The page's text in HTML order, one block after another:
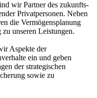
wir Partner des zukunfts­
Privatpersonen. Neben
die Vermögens­planung
unseren Leistungen.
Aspekte der
ein und geben
der strategischen
sowie zu